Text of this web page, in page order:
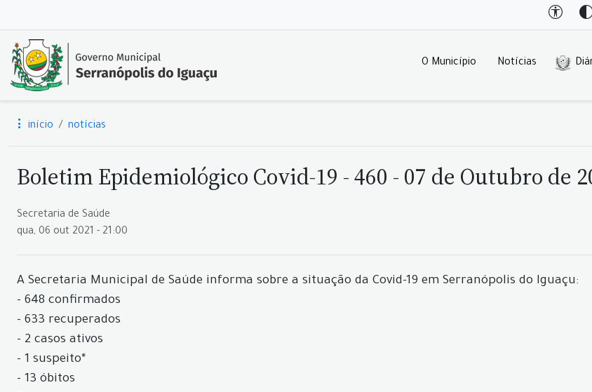
O Município Notícias
início notícias
Boletim Epidemiológico Covid-19 - 460 - 07 de Outubro de
Secretaria de Saúde
qua, 06 out 2021 - 21:00
A Secretaria Municipal de Saúde informa sobre a situação da Covid-19 em Serranópolis do Iguaçu:
- 648 confirmados
- 633 recuperados
- 2 casos ativos
- 1 suspeito*
- 13 óbitos